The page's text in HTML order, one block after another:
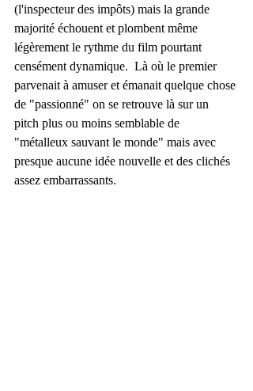
(l'inspecteur des impôts) mais la grande
majorité échouent et plombent même
légèrement le rythme du film pourtant
censément dynamique.  Là où le premier
parvenait à amuser et émanait quelque chose
de "passionné" on se retrouve là sur un
pitch plus ou moins semblable de
"métalleux sauvant le monde" mais avec
presque aucune idée nouvelle et des clichés
assez embarrassants.